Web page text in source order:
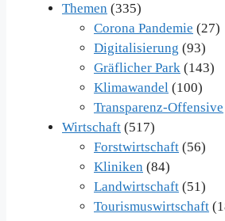
Themen (335)
Corona Pandemie (27)
Digitalisierung (93)
Gräflicher Park (143)
Klimawandel (100)
Transparenz-Offensive
Wirtschaft (517)
Forstwirtschaft (56)
Kliniken (84)
Landwirtschaft (51)
Tourismuswirtschaft